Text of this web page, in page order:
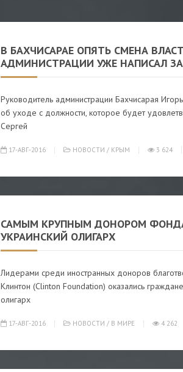
В БАХЧИСАРАЕ ОПЯТЬ СМЕНА
АДМИНИСТРАЦИИ УЖЕ НАПИСАЛ
Руководитель администрации Бахчисарая
об уходе с должности, которое будет
Сергей
17-АВГ-2016 НОВОСТИ / КРЫМ 3 624
САМЫМ КРУПНЫМ ДОНОРОМ
УКРАИНСКИЙ ОЛИГАРХ
Лидерами среди иностранных доноров
Клинтон (Clinton Foundation) оказались
олигарх
17-АВГ-2016 НОВОСТИ / В МИРЕ 4 262